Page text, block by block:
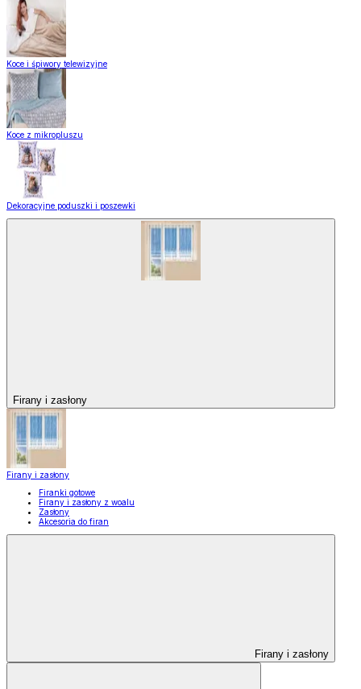
Koce i śpiwory telewizyjne
Koce z mikropluszu
Dekoracyjne poduszki i poszewki
Firany i zasłony
Firany i zasłony
Firanki gotowe
Firany i zasłony z woalu
Zasłony
Akcesoria do firan
Firany i zasłony